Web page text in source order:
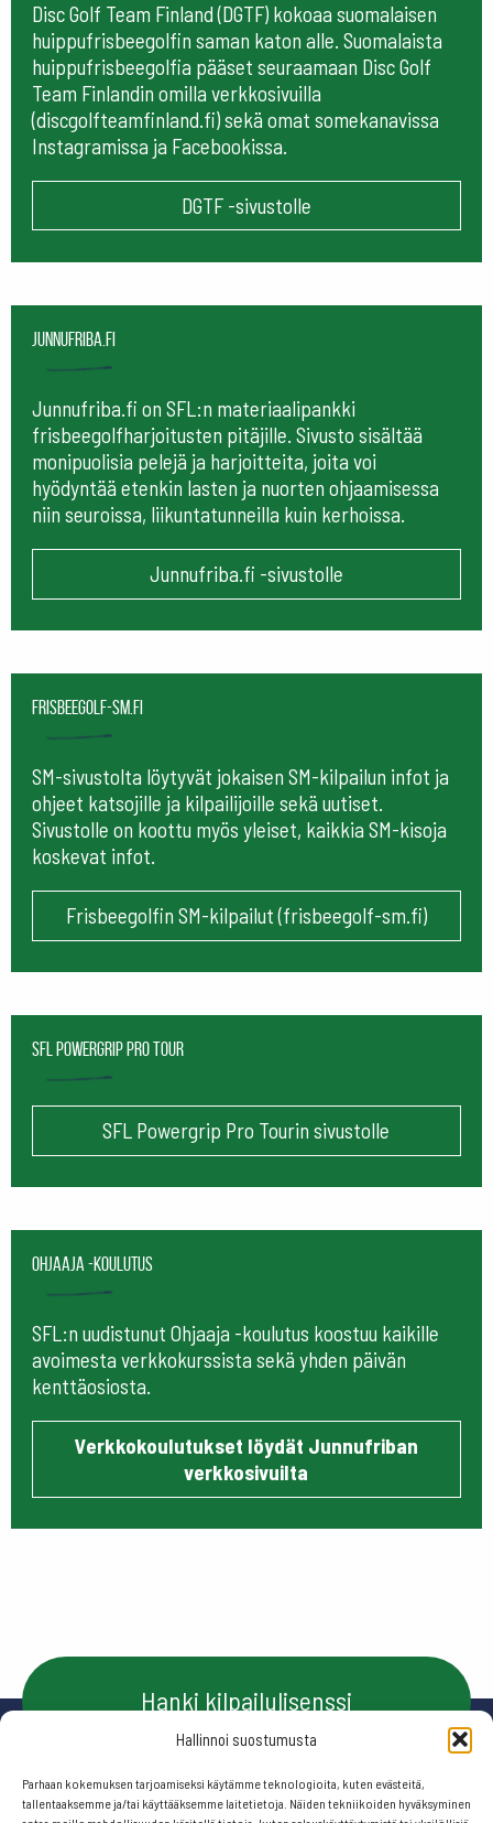
Hallinnoi suostumusta
Parhaan kokemuksen tarjoamiseksi käytämme teknologioita, kuten evästeitä,
tallentaaksemme ja/tai käyttääksemme laitetietoja. Näiden tekniikoiden hyväksyminen
Disc Golf Team Finland (DGTF) kokoaa suomalaisen
huippufrisbeegolfin saman katon alle. Suomalaista
huippufrisbeegolfia pääset seuraamaan Disc Golf
Team Finlandin omilla verkkosivuilla
(discgolfteamfinland.fi) sekä omat somekanavissa
Instagramissa ja Facebookissa.
DGTF -sivustolle
Junnufriba.fi
Junnufriba.fi on SFL:n materiaalipankki
frisbeegolfharjoitusten pitäjille. Sivusto sisältää
monipuolisia pelejä ja harjoitteita, joita voi
hyödyntää etenkin lasten ja nuorten ohjaamisessa
niin seuroissa, liikuntatunneilla kuin kerhoissa.
Junnufriba.fi -sivustolle
frisbeegolf-sm.fi
SM-sivustolta löytyvät jokaisen SM-kilpailun infot ja
ohjeet katsojille ja kilpailijoille sekä uutiset.
Sivustolle on koottu myös yleiset, kaikkia SM-kisoja
koskevat infot.
Frisbeegolfin SM-kilpailut (frisbeegolf-sm.fi)
SFL Powergrip Pro Tour
SFL Powergrip Pro Tourin sivustolle
Ohjaaja -koulutus
SFL:n uudistunut Ohjaaja -koulutus koostuu kaikille
avoimesta verkkokurssista sekä yhden päivän
kenttäosiosta.
Verkkokoulutukset löydät Junnufriban
verkkosivuilta
Hanki kilpailulisenssi
Ota yhteyttä